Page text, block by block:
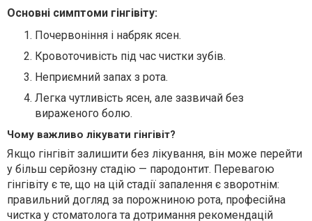
Основні симптоми гінгівіту:
Почервоніння і набряк ясен.
Кровоточивість під час чистки зубів.
Неприємний запах з рота.
Легка чутливість ясен, але зазвичай без
вираженого болю.
Чому важливо лікувати гінгівіт?
Якщо гінгівіт залишити без лікування, він може перейти
у більш серйозну стадію — пародонтит. Перевагою
гінгівіту є те, що на цій стадії запалення є зворотнім:
правильний догляд за порожниною рота, професійна
чистка у стоматолога та дотримання рекомендацій